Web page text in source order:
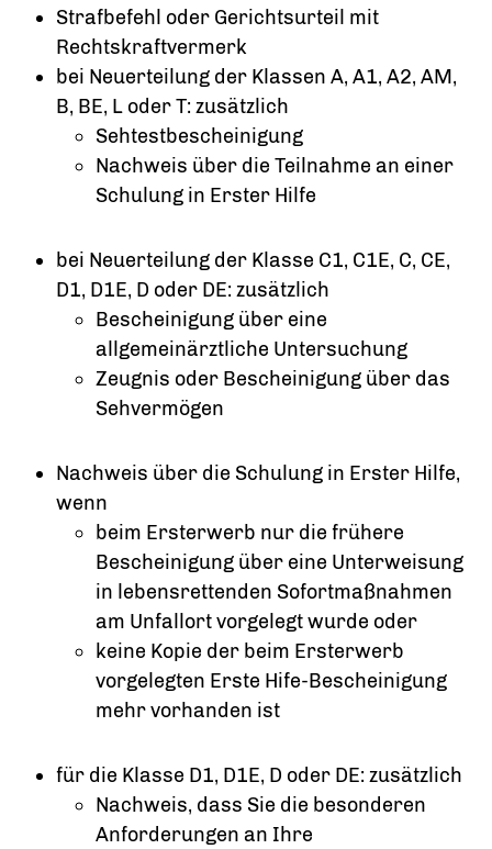
Strafbefehl oder Gerichtsurteil mit
Rechtskraftvermerk
bei Neuerteilung der Klassen A, A1, A2, AM,
B, BE, L oder T: zusätzlich
Sehtestbescheinigung
Nachweis über die Teilnahme an einer
Schulung in Erster Hilfe
bei Neuerteilung der Klasse C1, C1E, C, CE,
D1, D1E, D oder DE: zusätzlich
Bescheinigung über eine
allgemeinärztliche Untersuchung
Zeugnis oder Bescheinigung über das
Sehvermögen
Nachweis über die Schulung in Erster Hilfe,
wenn
beim Ersterwerb nur die frühere
Bescheinigung über eine Unterweisung
in lebensrettenden Sofortmaßnahmen
am Unfallort vorgelegt wurde oder
keine Kopie der beim Ersterwerb
vorgelegten Erste Hife-Bescheinigung
mehr vorhanden ist
für die Klasse D1, D1E, D oder DE: zusätzlich
Nachweis, dass Sie die besonderen
Anforderungen an Ihre